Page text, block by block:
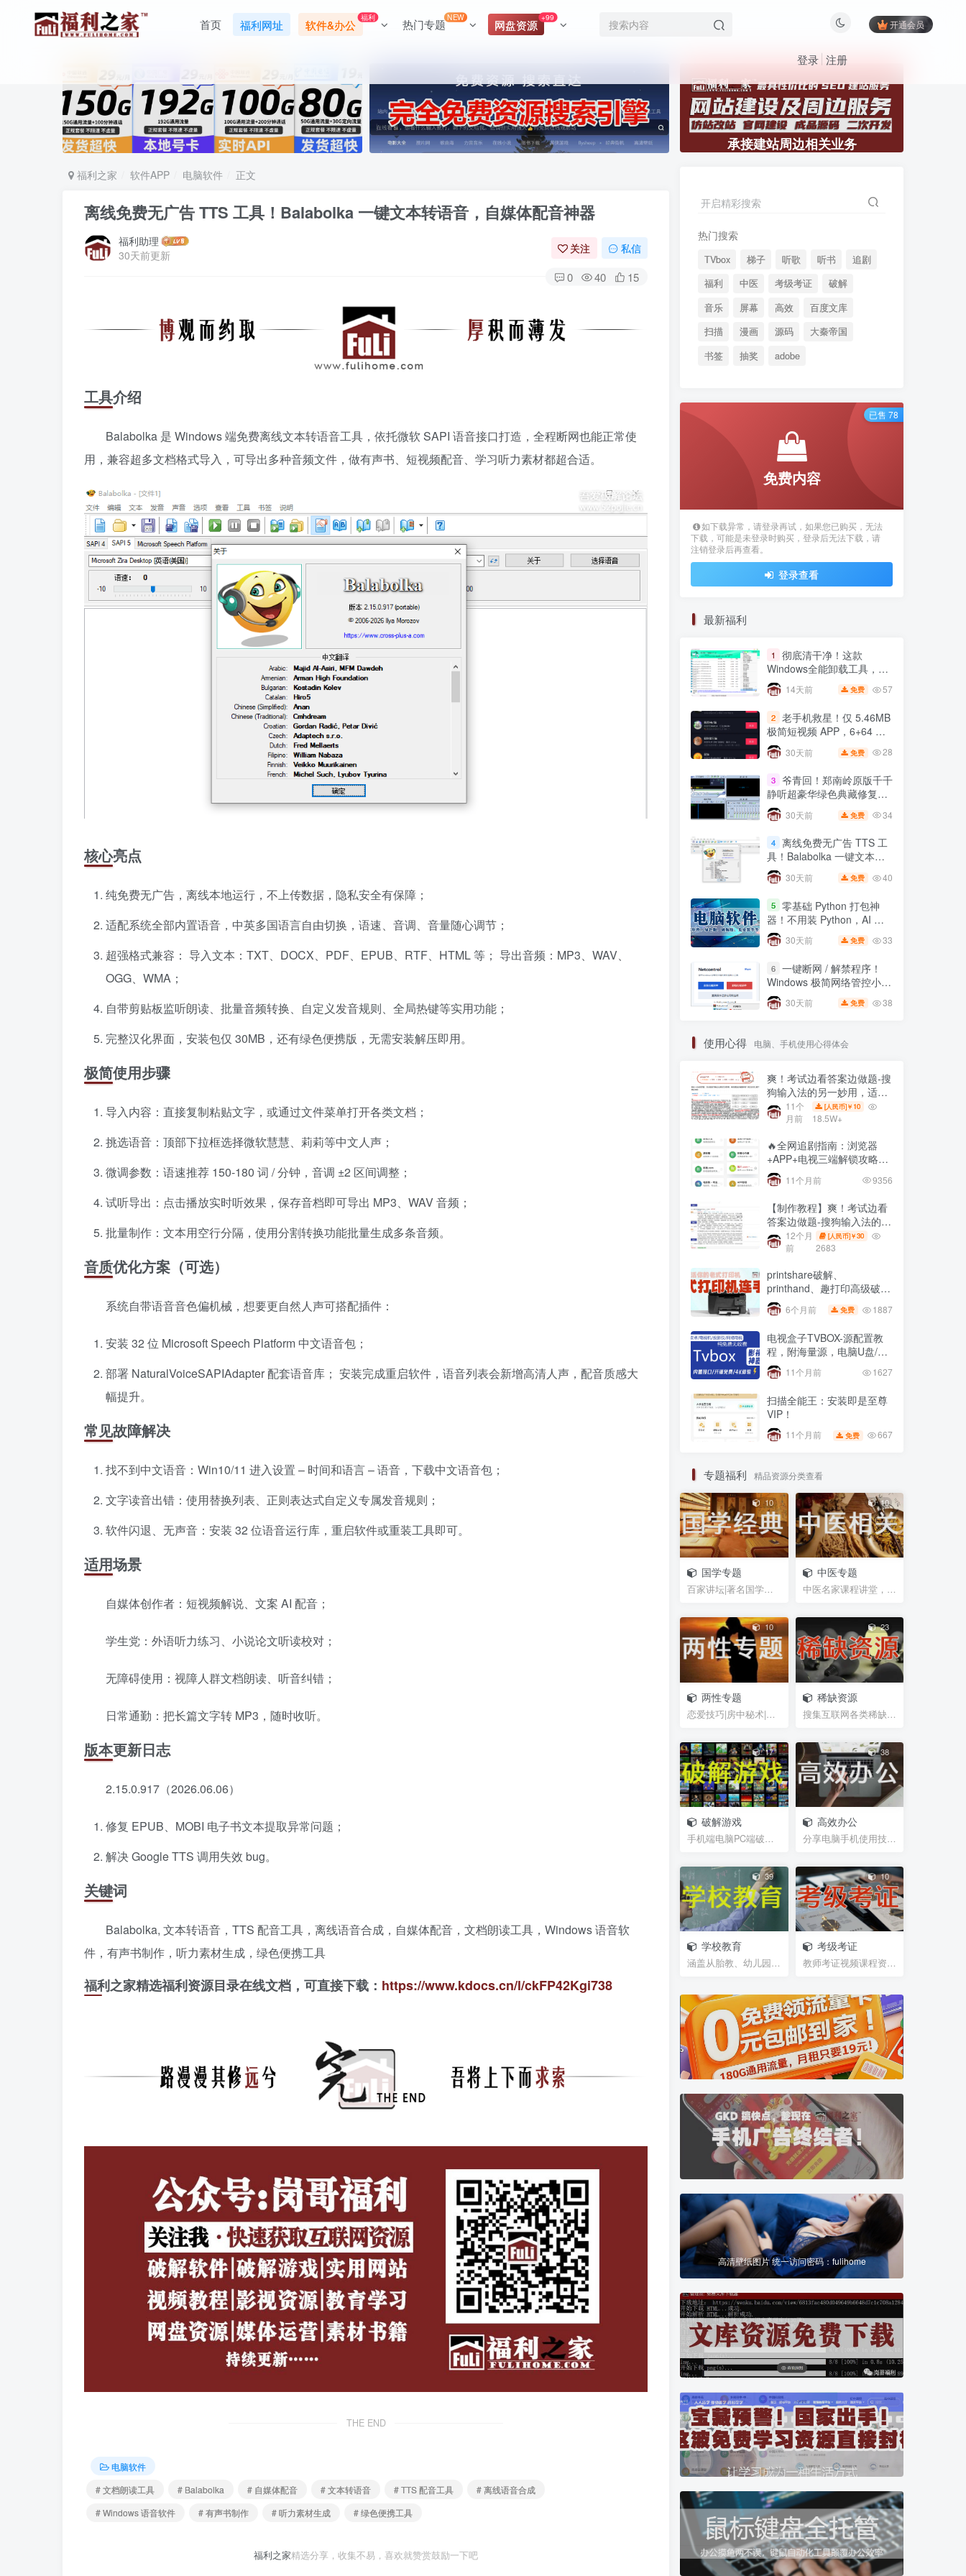
首页 福利网址 软件&办公
福利 热门专题NEW
网盘资源
+99
开通会员
登录 注册
福利之家 软件APP 电脑软件 正文
离线免费无广告 TTS 工具！Balabolka 一键文本转语音，自媒体配音神器
福利助理
30天前更新
关注 私信
0 40 15
工具介绍
Balabolka 是 Windows 端免费离线文本转语音工具，依托微软 SAPI 语音接口打造，全程断网也能正常使
用，兼容超多文档格式导入，可导出多种音频文件，做有声书、短视频配音、学习听力素材都超合适。
核心亮点
纯免费无广告，离线本地运行，不上传数据，隐私安全有保障；
适配系统全部内置语音，中英多国语言自由切换，语速、音调、音量随心调节；
超强格式兼容： 导入文本：TXT、DOCX、PDF、EPUB、RTF、HTML 等； 导出音频：MP3、WAV、
OGG、WMA；
自带剪贴板监听朗读、批量音频转换、自定义发音规则、全局热键等实用功能；
完整汉化界面，安装包仅 30MB，还有绿色便携版，无需安装解压即用。
极简使用步骤
导入内容：直接复制粘贴文字，或通过文件菜单打开各类文档；
挑选语音：顶部下拉框选择微软慧慧、莉莉等中文人声；
微调参数：语速推荐 150-180 词 / 分钟，音调 ±2 区间调整；
试听导出：点击播放实时听效果，保存音档即可导出 MP3、WAV 音频；
批量制作：文本用空行分隔，使用分割转换功能批量生成多条音频。
音质优化方案（可选）
系统自带语音音色偏机械，想要更自然人声可搭配插件：
安装 32 位 Microsoft Speech Platform 中文语音包；
部署 NaturalVoiceSAPIAdapter 配套语音库； 安装完成重启软件，语音列表会新增高清人声，配音质感大
幅提升。
常见故障解决
找不到中文语音：Win10/11 进入设置 – 时间和语言 – 语音，下载中文语音包；
文字读音出错：使用替换列表、正则表达式自定义专属发音规则；
软件闪退、无声音：安装 32 位语音运行库，重启软件或重装工具即可。
适用场景
自媒体创作者：短视频解说、文案 AI 配音；
学生党：外语听力练习、小说论文听读校对；
无障碍使用：视障人群文档朗读、听音纠错；
日常通勤：把长篇文字转 MP3，随时收听。
版本更新日志
2.15.0.917（2026.06.06）
修复 EPUB、MOBI 电子书文本提取异常问题；
解决 Google TTS 调用失效 bug。
关键词
Balabolka, 文本转语音，TTS 配音工具，离线语音合成，自媒体配音，文档朗读工具，Windows 语音软
件，有声书制作，听力素材生成，绿色便携工具
福利之家精选福利资源目录在线文档，可直接下载： https://www.kdocs.cn/l/ckFP42Kgi738
THE END
电脑软件
# 文档朗读工具
# Balabolka # 自媒体配音 # 文本转语音 # TTS 配音工具
# 离线语音合成
# Windows 语音软件
# 有声书制作 # 听力素材生成 # 绿色便携工具
福利之家精选分享，收集不易，喜欢就赞赏鼓励一下吧
承接建站周边相关业务
开启精彩搜索
热门搜索
TVbox 梯子 听歌 听书
追剧
福利
中医 考级考证
破解
音乐
屏幕 高效
百度文库
扫描
漫画 源码
大秦帝国
书签
抽奖 adobe
免费内容
如下载异常，请登录再试，如果您已购买，无法
下载，可能是未登录时购买，登录后无法下载，请
注销登录后再查看。
登录查看
已售 78
最新福利
1
彻底清干净！这款
Windows全能卸载工具，注
册表残留一键根除
14天前 免费 57
2 老手机救星！仅 5.46MB
极简短视频 APP，6+64 小
米 8 实测丝滑不卡顿
30天前 免费 28
3 爷青回！郑南岭原版千千
静听超豪华绿色典藏修复
版，无损音质拉满🔥
30天前 免费 34
4 离线免费无广告 TTS 工
具！Balabolka 一键文本转
语音，自媒体配音神器
30天前 免费 40
5 零基础 Python 打包神
器！不用装 Python，AI 全
自动一键打包 EXE🔥
30天前 免费 33
6 一键断网 / 解禁程序！
Windows 极简网络管控小工
具，右键直接锁联网🔥
30天前 免费 38
使用心得 电脑、手机使用心得体会
爽！考试边看答案边做题-搜
狗输入法的另一妙用，适用
网页在线全屏考试仿切屏系
统的
11个
月前
[人民币]￥ 10
18.5W+
🔥全网追剧指南：浏览器
+APP+电视三端解锁攻略，
免费资源一网打尽！
11个月前 9356
【制作教程】爽！考试边看
答案边做题-搜狗输入法的另
一妙用，适用网页在线全屏
考试仿切屏系统的
12个月
前
[人民币]￥30
2683
printshare破解、
printhand、趣打印高级破解
版，老式USB打印机
6个月前 免费 1887
电视盒子TVBOX-源配置教
程，附海量源，电脑U盘/不
用U盘 安装第三方app方法
11个月前 1627
扫描全能王：安装即是至尊
VIP！
11个月前 免费 667
专题福利 精品资源分类查看
10
国学专题
百家讲坛|著名国学大师视频课程|易中天曾仕强于丹纪...
10
中医专题
中医名家课程讲堂，书籍资料等网盘资源分享
10
两性专题
恋爱技巧|房中秘术|聊天话术|脱单救急|男性能力锻炼...
23
稀缺资源
搜集互联网各类稀缺视频、图片、书籍等资源
17
破解游戏
手机端电脑PC端破解游戏，经典游戏
38
高效办公
分享电脑手机使用技巧，及辅助软件插件等小工具，帮...
39
学校教育
涵盖从胎教、幼儿园、学前班、小学、初中、高中、大...
10
考级考证
教师考证视频课程资源，笔试试题，面试攻略等等网盘...
高清壁纸图片 统一访问密码：fulihome